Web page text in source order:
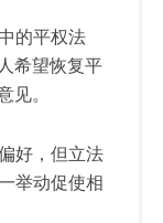
的平权法
希望恢复平
见。
好，但立法
举动促使相